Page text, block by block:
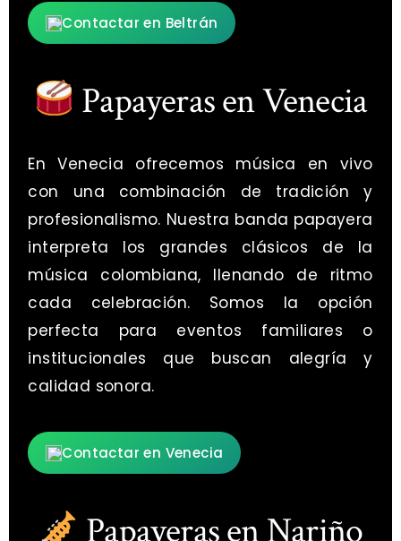
Contactar en Beltrán
Papayeras en Venecia
En Venecia ofrecemos música en vivo
con una combinación de tradición y
profesionalismo. Nuestra banda papayera
interpreta los grandes clásicos de la
música colombiana, llenando de ritmo
cada celebración. Somos la opción
perfecta para eventos familiares o
institucionales que buscan alegría y
calidad sonora.
Contactar en Venecia
Papayeras en Nariño